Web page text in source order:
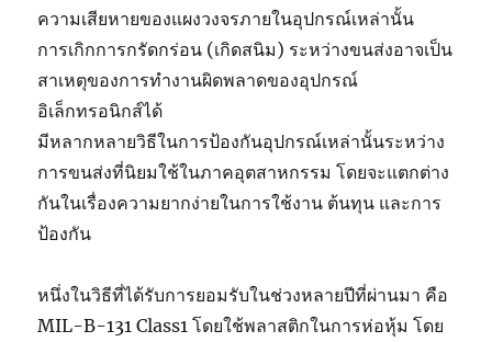
ความเสียหายของแผงวงจรภายในอุปกรณ์เหล่านั้น
การเกิกการกรัดกร่อน (เกิดสนิม) ระหว่างขนส่งอาจเป็น
สาเหตุของการทำงานผิดพลาดของอุปกรณ์
อิเล็กทรอนิกส์ได้
มีหลากหลายวิธีในการป้องกันอุปกรณ์เหล่านั้นระหว่าง
การขนส่งที่นิยมใช้ในภาคอุตสาหกรรม โดยจะแตกต่าง
กันในเรื่องความยากง่ายในการใช้งาน ต้นทุน และการ
ป้องกัน
หนึ่งในวิธีที่ได้รับการยอมรับในช่วงหลายปีที่ผ่านมา คือ
MIL-B-131 Class1 โดยใช้พลาสติกในการห่อหุ้ม โดย